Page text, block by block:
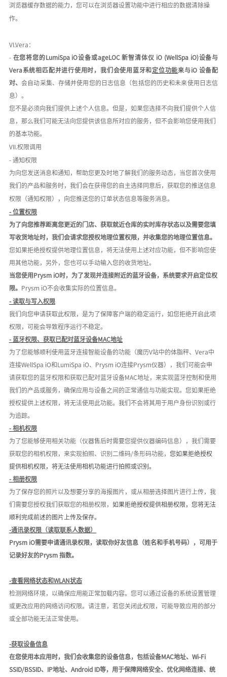
浏览器缓存数据的能力，您可以在浏览器设置功能中进行相应的数据清除操
作。
VI.Vera：
- 在您将您的LumiSpa iO设备或ageLOC 新智清体仪 iO (WellSpa iO)设备与
Vera系统相匹配并进行使用时 ， 我们会使用蓝牙和 定位功能来与 iO 设备配
对、会自动采集、存储并使用 您的日志信息（包括您的历史和未来使用日志信
息） 。
您不是必须向我们提供上述个人信息。但是，如果您选择不向我们提供个人信
息，那么我们可能无法向您提供该信息所对应的服务，但不会影响您使用我们
的基本功能。
VII.权限调用
- 通知权限
为向您发送消息和通知，帮助您更及时地了解我们的服务动态，当您首次使用
我们的产品和服务时，我们会在获得您的自主选择同意后，获取您的推送信息
权限（通知权限），向您推送您的订单状态信息等服务消息。
- 位置权限
为了向您推荐距离您更近的门店、获取就近仓库的实时库存状态以及需要您填
写收货地址时，我们会请求您授权地理位置权限，并收集您的地理位置信息。
您如果拒绝授权提供地理位置信息，将无法使用上述对应功能，但不影响您使
用其他功能，另外，您也可以手动输入您的收货地址。
当您使用 Prysm iO时，为了发现并连接附近的蓝牙设备，系统要求开启定位权
限。 Prysm iO不会收集实际的位置信息。
- 读取与写入权限
我们向您申请获取此权限，是为了保障客户端的稳定运行，如您拒绝开启此项
权限，可能会导致程序运行不稳定。
- 蓝牙权限、获取已配对蓝牙设备MAC地址
为了您能够顺利使用蓝牙连接智能设备的功能（魔历V站中的体脂秤、Vera中
连接WellSpa iO和LumiSpa iO、Prysm iO连接Prysm仪器），我们可能会申
请获取您的蓝牙权限和获取已配对蓝牙设备MAC地址，来实现蓝牙控制和使用
我们的产品或服务， 确保应用与设备之间的正常通信与功能实现。您如果拒绝
授权提供上述权限，将无法使用此功能。我们 不会将其用于用户身份识别或行
为追踪。
- 相机权限
为了您能够使用相关功能（仪器售后时需要您提供仪器编码信息），我们需要
获取您的相机权限，来实现拍照、识别二维码/条形码功能， 您如果拒绝授权
提供相机权限 ，将无法使用相机功能进行拍照或识别 。
- 相册权限
为了保存您的照片以及想要分享的海报图片 ，或从相册选择图片进行上传，我
们需要您授权我们获取您的相册权限， 如果拒绝授权提供相册权限 ， 您将无法
顺利 完成前述的图片上传及保存。
-通讯录权限（读取联系人数据）
Prysm iO需要申请通讯录权限，读取你好友信息（姓名和手机号码），可用于
记录好友的Prysm 指数。
-查看网络状态和WLAN状态
检测网络环境，以确保应用能正常加载内容。 您可以通过设备的系统设置管理
或更改应用的网络访问权限。请注意，若您关闭此权限，可能导致应用的部分
或全部功能无法正常使用。
-获取设备信息
在您使用本应用时，我们会收集您的设备信息，包括设备MAC地址、Wi-Fi
SSID/BSSID、IP地址、Android ID等，用于保障网络安全、优化网络连接、统